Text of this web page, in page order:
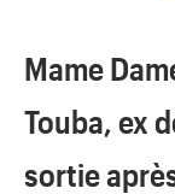
Mame
Touba, ex
sortie